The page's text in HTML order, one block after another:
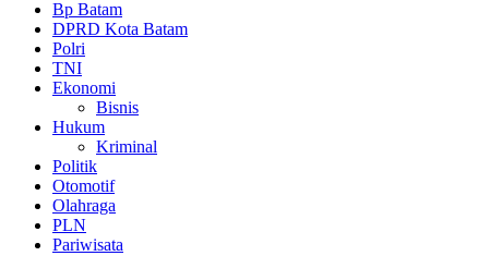
Bp Batam
DPRD Kota Batam
Polri
TNI
Ekonomi
Bisnis
Hukum
Kriminal
Politik
Otomotif
Olahraga
PLN
Pariwisata